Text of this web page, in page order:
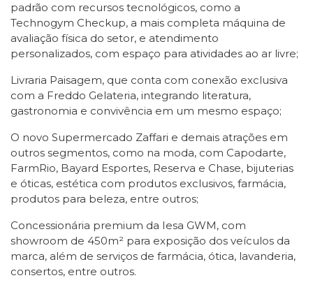
padrão com recursos tecnológicos, como a
Technogym Checkup, a mais completa máquina de
avaliação física do setor, e atendimento
personalizados, com espaço para atividades ao ar livre;
Livraria Paisagem, que conta com conexão exclusiva
com a Freddo Gelateria, integrando literatura,
gastronomia e convivência em um mesmo espaço;
O novo Supermercado Zaffari e demais atrações em
outros segmentos, como na moda, com Capodarte,
FarmRio, Bayard Esportes, Reserva e Chase, bijuterias
e óticas, estética com produtos exclusivos, farmácia,
produtos para beleza, entre outros;
Concessionária premium da Iesa GWM, com
showroom de 450m² para exposição dos veículos da
marca, além de serviços de farmácia, ótica, lavanderia,
consertos, entre outros.